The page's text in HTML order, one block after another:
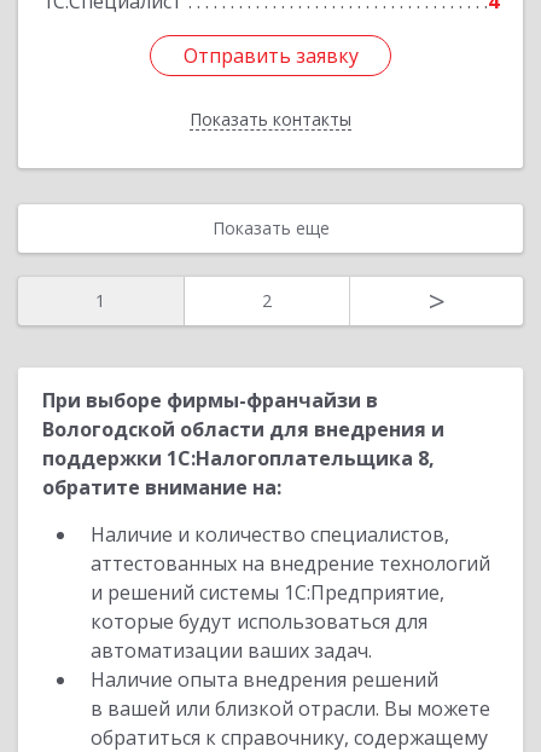
Отправить заявку
Показать контакты
Отправить заявку
Назад
Показать еще
1 2 >
При выборе фирмы-франчайзи в
Вологодской области для внедрения и
поддержки 1С:Налогоплательщика 8,
обратите внимание на:
Наличие и количество специалистов,
аттестованных на внедрение технологий
и решений системы 1С:Предприятие,
которые будут использоваться для
автоматизации ваших задач.
Наличие опыта внедрения решений
в вашей или близкой отрасли. Вы можете
обратиться к справочнику, содержащему